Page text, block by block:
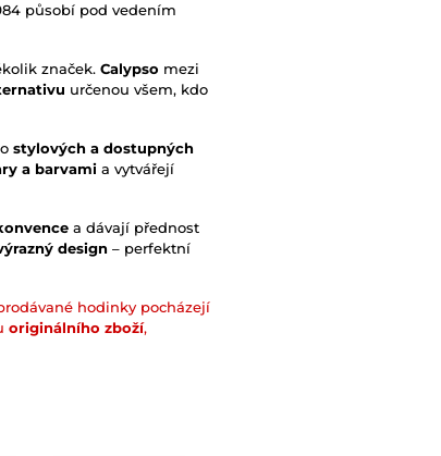
působí pod vedením
značek. Calypso mezi
určenou všem, kdo
stylových a dostupných
a barvami a vytvářejí
a dávají přednost
design – perfektní
hodinky pocházejí
originálního zboží,